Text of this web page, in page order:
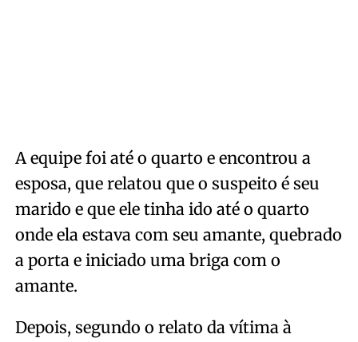
A equipe foi até o quarto e encontrou a
esposa, que relatou que o suspeito é seu
marido e que ele tinha ido até o quarto
onde ela estava com seu amante, quebrado
a porta e iniciado uma briga com o
amante.
Depois, segundo o relato da vítima à